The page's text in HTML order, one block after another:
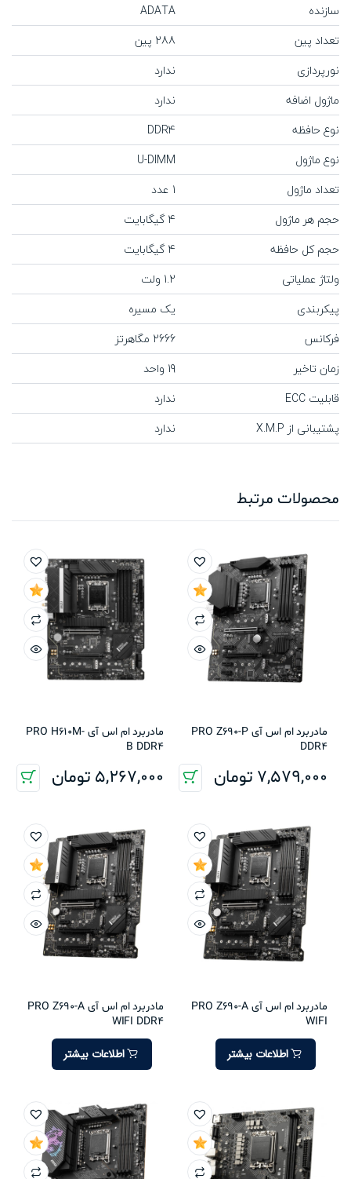
سازنده
ADATA
تعداد پین
288 پین
نورپردازی
ندارد
ماژول اضافه
ندارد
نوع حافظه
DDR4
نوع ماژول
U-DIMM
تعداد ماژول
1 عدد
حجم هر ماژول
4 گیگابایت
حجم کل حافظه
4 گیگابایت
ولتاژ عملیاتی
1.2 ولت
پیکربندی
یک مسیره
فرکانس
2666 مگاهرتز
زمان تاخیر
19 واحد
قابلیت ECC
ندارد
پشتیبانی از X.M.P
ندارد
محصولات مرتبط
مادربرد ام اس آی PRO Z690-P
DDR4
7,579,000 تومان
مادربرد ام اس آی PRO H610M-
B DDR4
5,267,000 تومان
مادربرد ام اس آی PRO Z690-A
WIFI
اطلاعات بیشتر
مادربرد ام اس آی PRO Z690-A
WIFI DDR4
اطلاعات بیشتر